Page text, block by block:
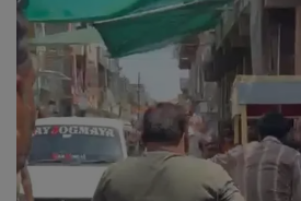
About Author
Contact
Dipotsav Special
આંતરરાષ્ટ્રીય